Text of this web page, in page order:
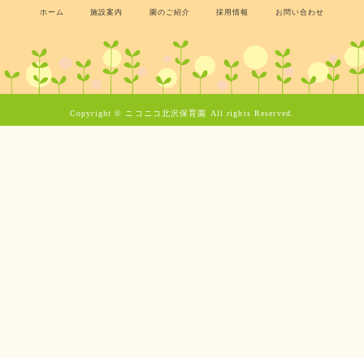
ホーム 施設案内 園のご紹介 採用情報 お問い合わせ
Copyright © ニコニコ北沢保育園 All rights Reserved.